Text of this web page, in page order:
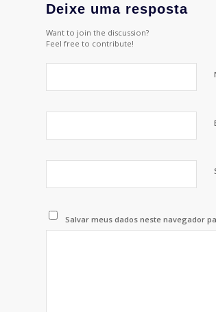
Deixe uma resposta
Want to join the discussion?
Feel free to contribute!
Salvar meus dados neste navegador